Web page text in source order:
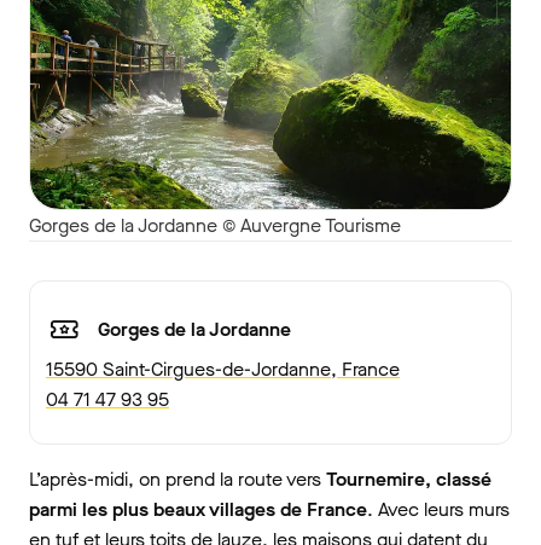
Gorges de la Jordanne © Auvergne Tourisme
Gorges de la Jordanne
15590 Saint-Cirgues-de-Jordanne, France
04 71 47 93 95
L’après-midi, on prend la route versTournemire, classé
parmi les plus beaux villages de France. Avec leurs murs
en tuf et leurs toits de lauze, les maisons qui datent du